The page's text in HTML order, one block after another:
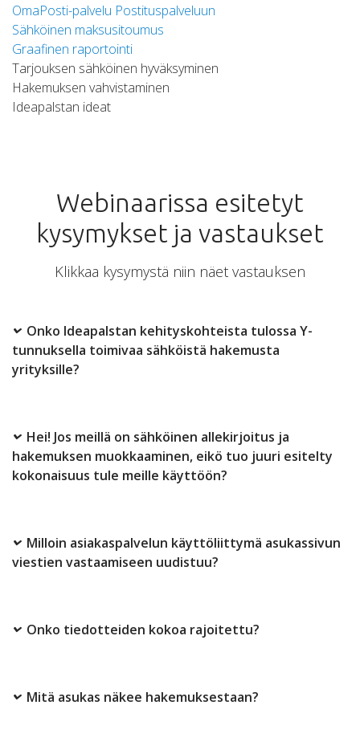
OmaPosti-palvelu Postituspalveluun
Sähköinen maksusitoumus
Graafinen raportointi
Tarjouksen sähköinen hyväksyminen
Hakemuksen vahvistaminen
Ideapalstan ideat
Webinaarissa esitetyt
kysymykset ja vastaukset
Klikkaa kysymystä niin näet vastauksen
Onko Ideapalstan kehityskohteista tulossa Y-
tunnuksella toimivaa sähköistä hakemusta
yrityksille?
Hei! Jos meillä on sähköinen allekirjoitus ja
hakemuksen muokkaaminen, eikö tuo juuri esitelty
kokonaisuus tule meille käyttöön?
Milloin asiakaspalvelun käyttöliittymä asukassivun
viestien vastaamiseen uudistuu?
Onko tiedotteiden kokoa rajoitettu?
Mitä asukas näkee hakemuksestaan?